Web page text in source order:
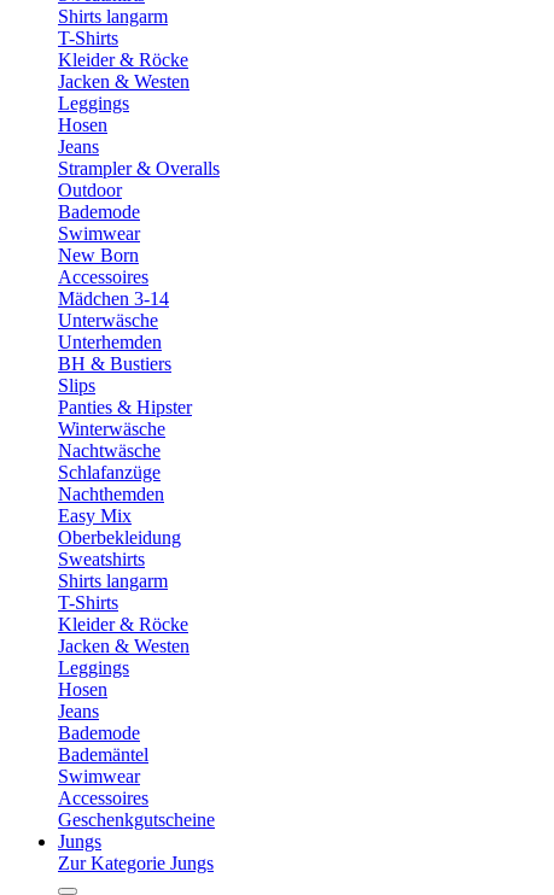
Shirts langarm
T-Shirts
Kleider & Röcke
Jacken & Westen
Leggings
Hosen
Jeans
Strampler & Overalls
Outdoor
Bademode
Swimwear
New Born
Accessoires
Mädchen 3-14
Unterwäsche
Unterhemden
BH & Bustiers
Slips
Panties & Hipster
Winterwäsche
Nachtwäsche
Schlafanzüge
Nachthemden
Easy Mix
Oberbekleidung
Sweatshirts
Shirts langarm
T-Shirts
Kleider & Röcke
Jacken & Westen
Leggings
Hosen
Jeans
Bademode
Bademäntel
Swimwear
Accessoires
Geschenkgutscheine
Jungs
Zur Kategorie Jungs